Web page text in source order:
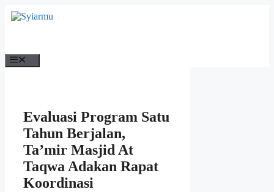
Langsung
ke
Evaluasi Program Satu
Tahun Berjalan,
Ta’mir Masjid At
Taqwa Adakan Rapat
Koordinasi